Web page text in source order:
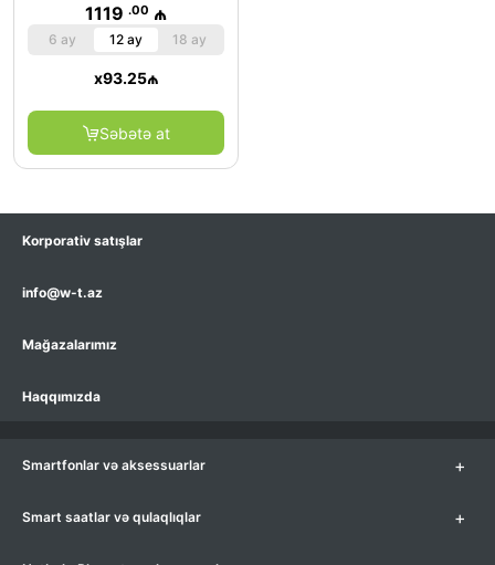
1119 .00 ₼
6 ay 12 ay 18 ay
x93.25₼
Səbətə at
Korporativ satışlar
info@w-t.az
Mağazalarımız
Haqqımızda
Smartfonlar və aksessuarlar +
Smart saatlar və qulaqlıqlar +